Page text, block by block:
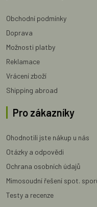
Obchodní podmínky
Doprava
Možnosti platby
Reklamace
Vrácení zboží
Shipping abroad
Pro zákazníky
Ohodnotili jste nákup u nás
Otázky a odpovědi
Ochrana osobních údajů
Mimosoudní řešení spot.
Testy a recenze